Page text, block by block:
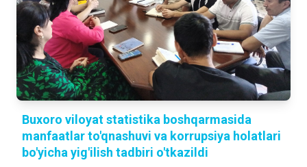
Buxoro viloyat statistika boshqarmasida
manfaatlar to'qnashuvi va korrupsiya holatlari
bo'yicha yig'ilish tadbiri o'tkazildi